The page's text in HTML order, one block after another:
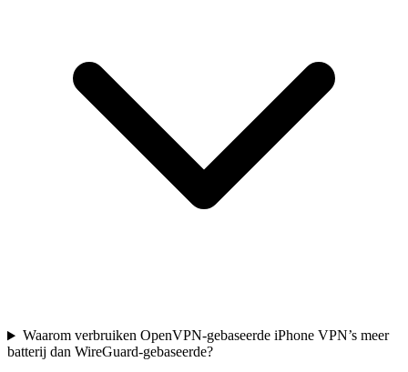
Waarom verbruiken OpenVPN-gebaseerde iPhone VPN’s meer
batterij dan WireGuard-gebaseerde?